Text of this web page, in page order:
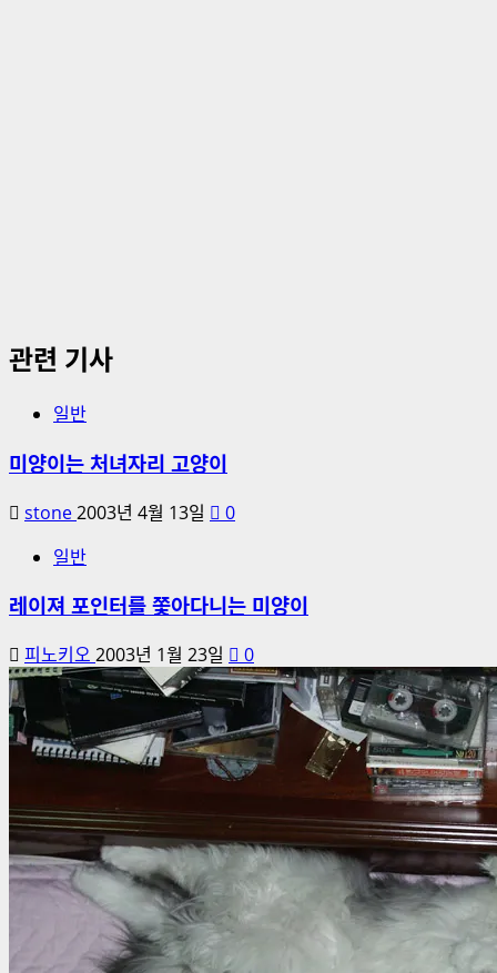
관련 기사
일반
미양이는 처녀자리 고양이
stone2003년 4월 13일
0
일반
레이져 포인터를 쫓아다니는 미양이
피노키오 2003년 1월 23일 0